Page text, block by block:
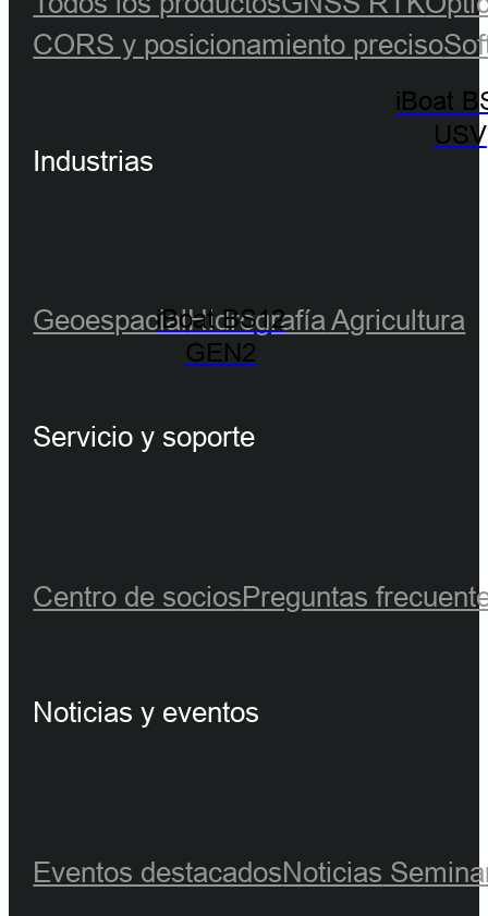
iBoat BS12
GEN2
iBoat
USV
CORS y posicionamiento preciso
Industrias
GeoespacialHidrografíaAgricultura
Servicio y soporte
Centro de sociosPreguntas
Noticias y eventos
Eventos destacadosNoticias